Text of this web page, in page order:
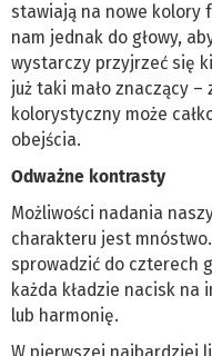
stawiają na nowe kolory
nam jednak do głowy,
wystarczy przyjrzeć się
już taki mało znaczący
kolorystyczny może
obejścia.
Odważne kontrasty
Możliwości nadania
charakteru jest
sprowadzić do czterech
każda kładzie nacisk na
lub harmonię.